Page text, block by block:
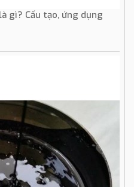
gì? Cấu tạo, ứng dụng